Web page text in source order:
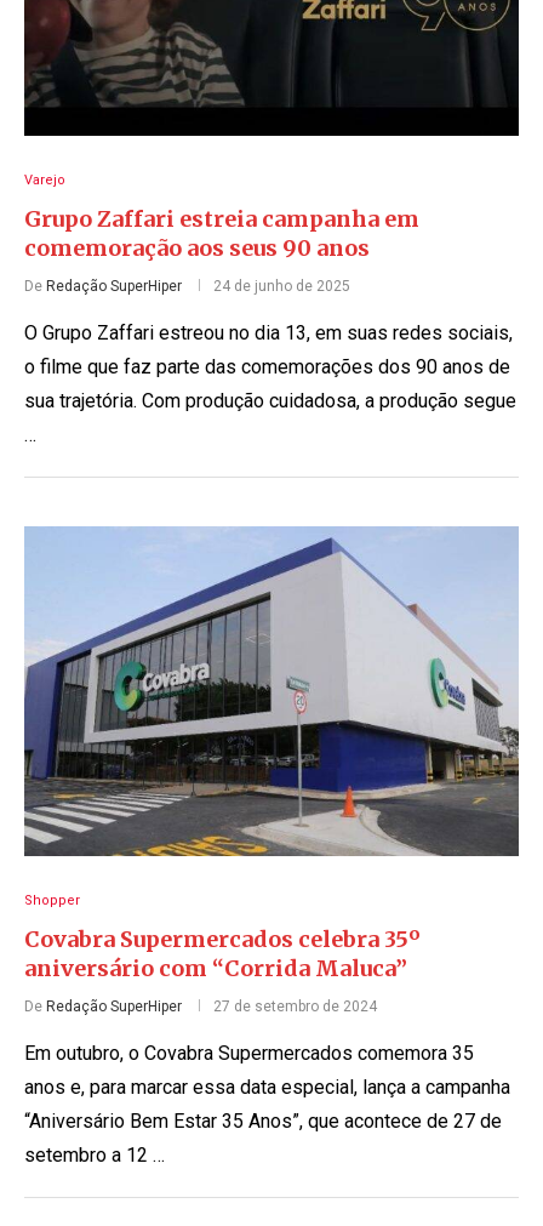
Varejo
Grupo Zaffari estreia campanha em
comemoração aos seus 90 anos
De Redação SuperHiper 24 de junho de 2025
O Grupo Zaffari estreou no dia 13, em suas redes sociais,
o filme que faz parte das comemorações dos 90 anos de
sua trajetória. Com produção cuidadosa, a produção segue
…
Shopper
Covabra Supermercados celebra 35º
aniversário com “Corrida Maluca”
De Redação SuperHiper 27 de setembro de 2024
Em outubro, o Covabra Supermercados comemora 35
anos e, para marcar essa data especial, lança a campanha
“Aniversário Bem Estar 35 Anos”, que acontece de 27 de
setembro a 12 …